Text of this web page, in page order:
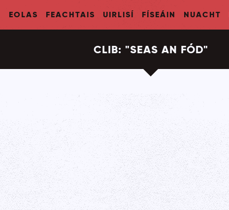
EOLAS FEACHTAIS UIRLISÍ FÍSEÁIN NUACHT
CLIB: "SEAS AN FÓD"